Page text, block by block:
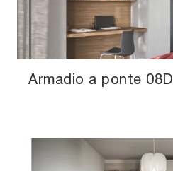
Armadio a ponte 08D